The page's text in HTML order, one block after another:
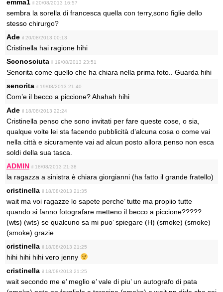
emma1 il 20/08/2013 16:57
sembra la sorella di francesca quella con terry,sono figlie dello
stesso chirurgo?
Ade il 20/08/2013 00:13
Cristinella hai ragione hihi
Sconosciuta il 19/08/2013 23:51
Senorita come quello che ha chiara nella prima foto.. Guarda hihi
senorita il 19/08/2013 21:40
Com’e il becco a piccione? Ahahah hihi
Ade il 18/08/2013 22:24
Cristinella penso che sono invitati per fare queste cose, o sia,
qualque volte lei sta facendo pubblicità d’alcuna cosa o come vai
nella città e sicuramente vai ad alcun posto allora penso non esca
soldi della sua tasca.
ADMIN il 18/08/2013 21:38
la ragazza a sinistra è chiara giorgianni (ha fatto il grande fratello)
cristinella il 18/08/2013 21:35
wait ma voi ragazze lo sapete perche’ tutte ma propiio tutte
quando si fanno fotografare metteno il becco a piccione?????
(wts) (wts) se qualcuno sa mi puo’ spiegare (H) (smoke) (smoke)
(smoke) grazie
cristinella il 18/08/2013 21:25
hihi hihi hihi vero jenny
cristinella il 18/08/2013 21:25
wait secondo me e’ meglio e’ vale di piu’ un autografo di pata